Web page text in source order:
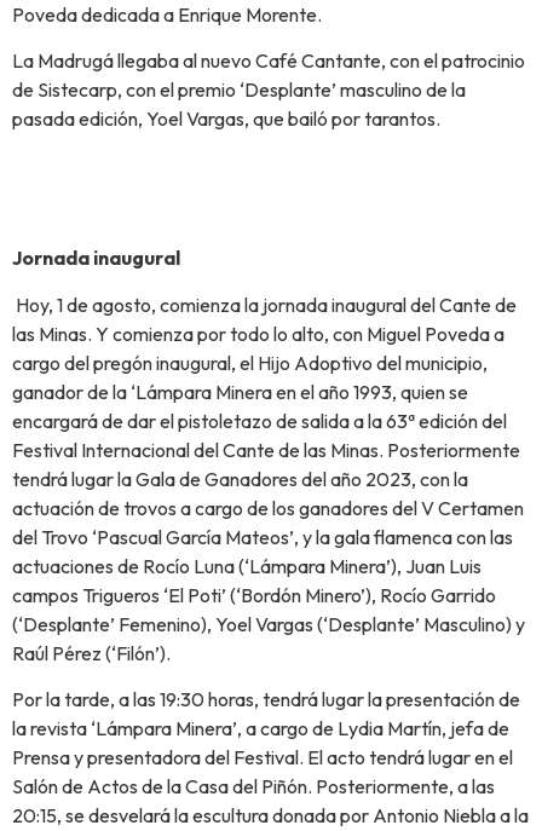
Poveda dedicada a Enrique Morente.
La Madrugá llegaba al nuevo Café Cantante, con el patrocinio
de Sistecarp, con el premio ‘Desplante’ masculino de la
pasada edición, Yoel Vargas, que bailó por tarantos.
Jornada inaugural
Hoy, 1 de agosto, comienza la jornada inaugural del Cante de
las Minas. Y comienza por todo lo alto, con Miguel Poveda a
cargo del pregón inaugural, el Hijo Adoptivo del municipio,
ganador de la ‘Lámpara Minera en el año 1993, quien se
encargará de dar el pistoletazo de salida a la 63ª edición del
Festival Internacional del Cante de las Minas. Posteriormente
tendrá lugar la Gala de Ganadores del año 2023, con la
actuación de trovos a cargo de los ganadores del V Certamen
del Trovo ‘Pascual García Mateos’, y la gala flamenca con las
actuaciones de Rocío Luna (‘Lámpara Minera’), Juan Luis
campos Trigueros ‘El Poti’ (‘Bordón Minero’), Rocío Garrido
(‘Desplante’ Femenino), Yoel Vargas (‘Desplante’ Masculino) y
Raúl Pérez (‘Filón’).
Por la tarde, a las 19:30 horas, tendrá lugar la presentación de
la revista ‘Lámpara Minera’, a cargo de Lydia Martín, jefa de
Prensa y presentadora del Festival. El acto tendrá lugar en el
Salón de Actos de la Casa del Piñón. Posteriormente, a las
20:15, se desvelará la escultura donada por Antonio Niebla a la